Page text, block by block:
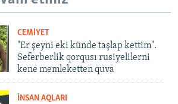
CEMİYET
"Er şeyni eki künde taşlap kettim".
Seferberlik qorqusı rusiyelilerni
kene memleketten quva
İNSAN AQLARI